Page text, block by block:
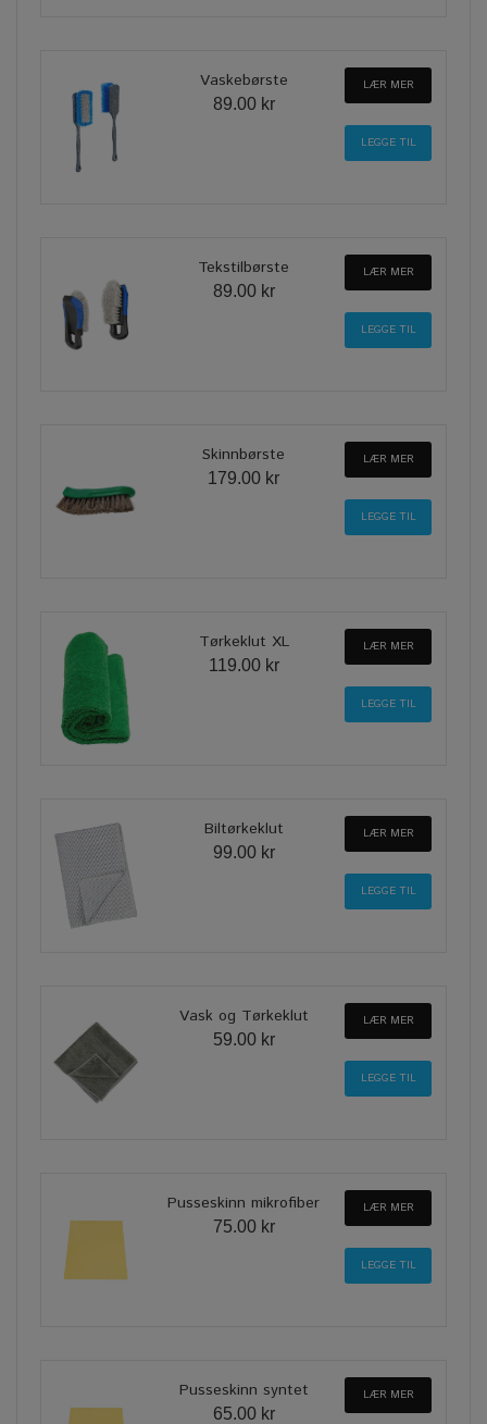
Vaskebørste
89.00 kr
LÆR MER
Tekstilbørste
89.00 kr
LÆR MER
Skinnbørste
179.00 kr
LÆR MER
Tørkeklut XL
119.00 kr
LÆR MER
Biltørkeklut
99.00 kr
LÆR MER
Vask og Tørkeklut
59.00 kr
LÆR MER
Pusseskinn mikrofiber
75.00 kr
LÆR MER
Pusseskinn syntet
65.00 kr
LÆR MER